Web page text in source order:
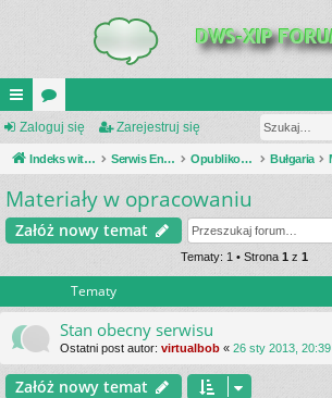
UI
C
K
_L
or
a
Zaloguj się Zarejestruj się
Indeks witryny Serwis Encyklopedia Uzbrojenia Opublikowane zestawienia Bułgaria
Materiały w opracowaniu
Załóż nowy temat
Tematy: 1 • Strona 1 z 1
Tematy
Stan obecny serwisu
Ostatni post autor: virtualbob « 26 sty 2013, 20:39
Załóż nowy temat